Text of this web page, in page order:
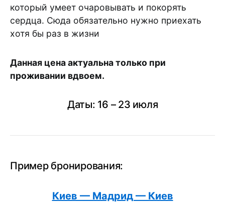
который умеет очаровывать и покорять
сердца. Сюда обязательно нужно приехать
хотя бы раз в жизни
Данная цена актуальна только при
проживании вдвоем.
Даты: 16 – 23 июля
Пример бронирования:
Киев — Мадрид — Киев